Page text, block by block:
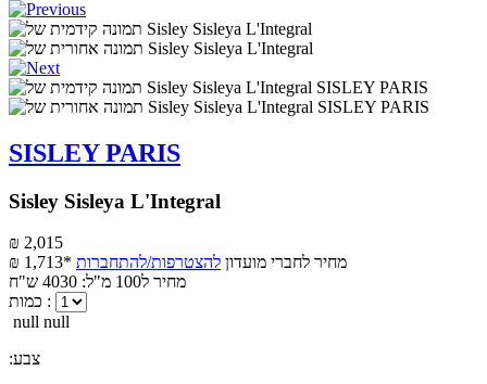
SISLEY PARIS
Sisley Sisleya L'Integral
₪ 2,015
₪ 1,713*
מחיר לחברי מועדון להצטרפות/להתחברות
מחיר ל100 מ"ל: 4030 ש"ח
כמות :
null null
:צבע